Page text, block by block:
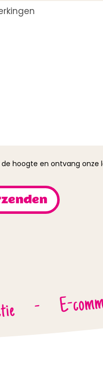
de hoogte en ontvang onze
- E-